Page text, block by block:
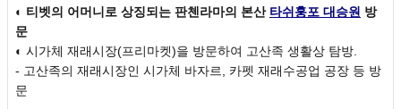
◐ 티벳의 어머니로 상징되는 판첸라마의 본산 타쉬훙포 대승원 방
문
◐ 시가체 재래시장(프리마켓)을 방문하여 고산족 생활상 탐방.
- 고산족의 재래시장인 시가체 바자르, 카펫 재래수공업 공장 등 방
문